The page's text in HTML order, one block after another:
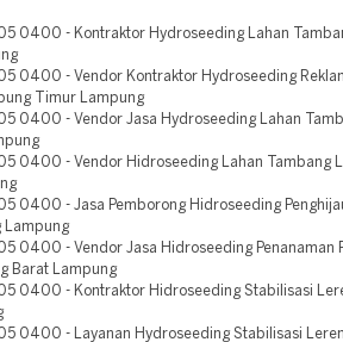
0400 - Kontraktor Hydroseeding Lahan
0400 - Vendor Kontraktor Hydroseeding
Timur Lampung
0400 - Vendor Jasa Hydroseeding Lahan
0400 - Vendor Hidroseeding Lahan Tambang
0400 - Jasa Pemborong Hidroseeding
Lampung
0400 - Vendor Jasa Hidroseeding Penanaman
Barat Lampung
0400 - Kontraktor Hidroseeding Stabilisasi
0400 - Layanan Hydroseeding Stabilisasi